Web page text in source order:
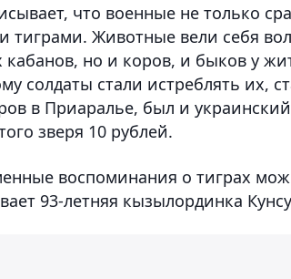
что военные не только
тиграми. Животные вели себя
кабанов, но и коров, и быков у
солдаты стали истреблять их,
в Приаралье, был и
зверя 10 рублей.
воспоминания о тиграх
93-летняя кызылординка